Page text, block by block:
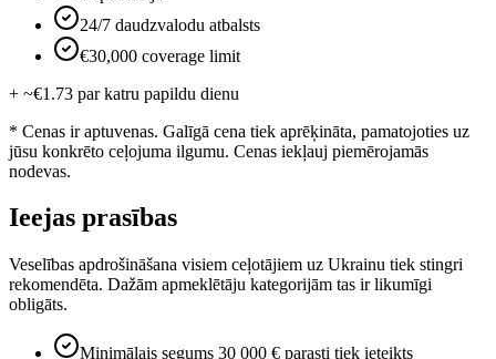
24/7 daudzvalodu atbalsts
€30,000 coverage limit
+ ~€1.73 par katru papildu dienu
* Cenas ir aptuvenas. Galīgā cena tiek aprēķināta, pamatojoties uz
jūsu konkrēto ceļojuma ilgumu. Cenas iekļauj piemērojamās
nodevas.
Ieejas prasības
Veselības apdrošināšana visiem ceļotājiem uz Ukrainu tiek stingri
rekomendēta. Dažām apmeklētāju kategorijām tas ir likumīgi
obligāts.
Minimālais segums 30 000 € parasti tiek ieteikts